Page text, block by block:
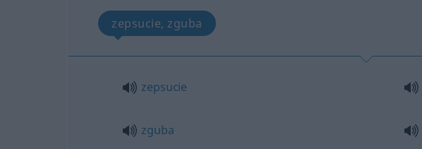
zepsucie, zguba
zepsucie
zguba